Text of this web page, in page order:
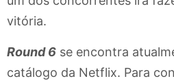
vitória.
Round 6 se encontra
catálogo da Netflix. Para